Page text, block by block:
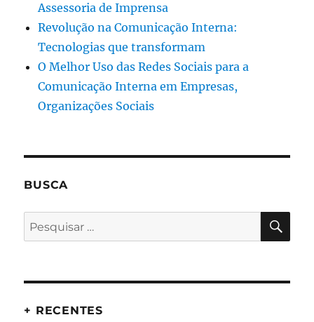
Assessoria de Imprensa
Revolução na Comunicação Interna:
Tecnologias que transformam
O Melhor Uso das Redes Sociais para a
Comunicação Interna em Empresas,
Organizações Sociais
BUSCA
Pesquisar
por:
+ RECENTES